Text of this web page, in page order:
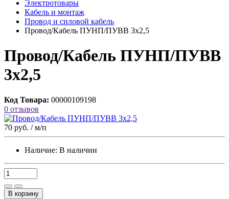
Электротовары
Кабель и монтаж
Провод и силовой кабель
Провод/Кабель ПУНП/ПУВВ 3х2,5
Провод/Кабель ПУНП/ПУВВ
3х2,5
Код Товара: 00000109198
0 отзывов
70 руб. / м/п
Наличие: В наличии
В корзину